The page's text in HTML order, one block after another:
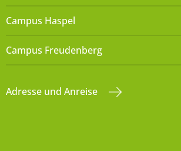
Campus Haspel
Campus Freudenberg
Adresse und Anreise